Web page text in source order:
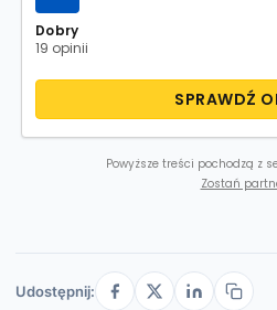
Dobry
19 opinii
SPRAWDŹ
Powyższe treści pochodzą z
Zostań
Udostępnij: